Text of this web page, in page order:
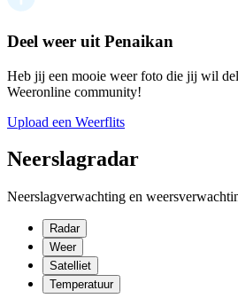
Deel weer uit Penaikan
Heb jij een mooie weer foto die jij wil
Weeronline community!
Upload een Weerflits
Neerslagradar
Neerslagverwachting en
Radar
Weer
Satelliet
Temperatuur